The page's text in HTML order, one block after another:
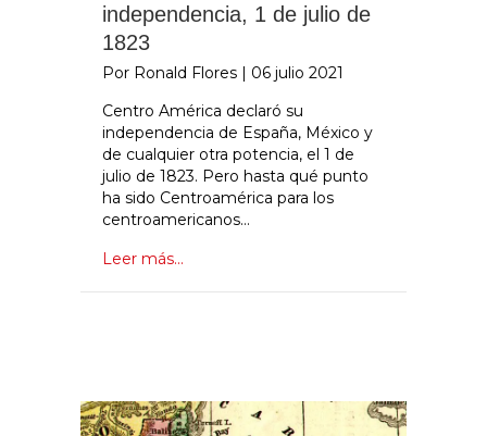
independencia, 1 de julio de
1823
Por Ronald Flores | 06 julio 2021
Centro América declaró su
independencia de España, México y
de cualquier otra potencia, el 1 de
julio de 1823. Pero hasta qué punto
ha sido Centroamérica para los
centroamericanos…
Leer más...